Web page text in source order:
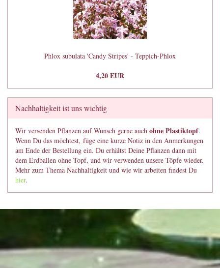
Phlox subulata 'Candy Stripes' - Teppich-Phlox
4,20 EUR
Nachhaltigkeit ist uns wichtig
Wir versenden Pflanzen auf Wunsch gerne auch ohne Plastiktopf.
Wenn Du das möchtest, füge eine kurze Notiz in den Anmerkungen
am Ende der Bestellung ein. Du erhältst Deine Pflanzen dann mit
dem Erdballen ohne Topf, und wir verwenden unsere Töpfe wieder.
Mehr zum Thema Nachhaltigkeit und wie wir arbeiten findest Du
hier.